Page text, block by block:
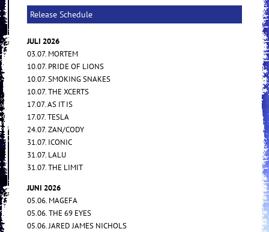
Release Schedule
JULI 2026
03.07. MORTEM
10.07. PRIDE OF LIONS
10.07. SMOKING SNAKES
10.07. THE XCERTS
17.07. AS IT IS
17.07. TESLA
24.07. ZAN/CODY
31.07. ICONIC
31.07. LALU
31.07. THE LIMIT
JUNI 2026
05.06. MAGEFA
05.06. THE 69 EYES
05.06. JARED JAMES NICHOLS